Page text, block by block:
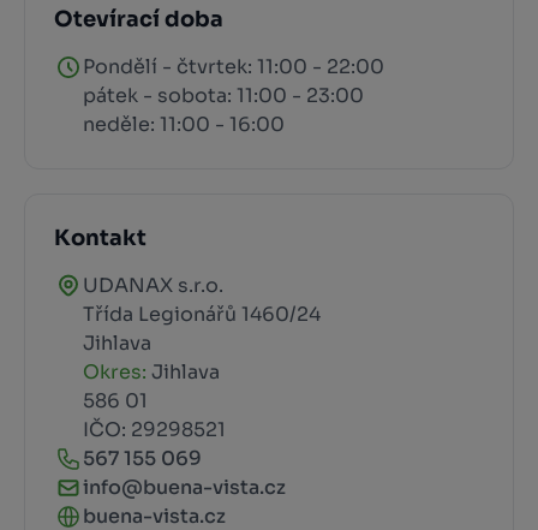
Otevírací doba
Pondělí - čtvrtek: 11:00 - 22:00
pátek - sobota: 11:00 - 23:00
neděle: 11:00 - 16:00
Kontakt
UDANAX s.r.o.
Třída Legionářů 1460/24
Jihlava
Okres: Jihlava
586 01
IČO: 29298521
567 155 069
info@buena-vista.cz
buena-vista.cz